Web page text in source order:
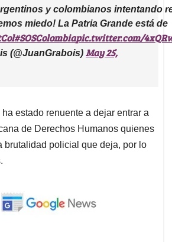
y colombianos intentando
miedo! La Patria Grande está de
#SOSColombiapic.twitter.com/
(@JuanGrabois) May 25,
estado renuente a dejar entrar a
de Derechos Humanos quienes
brutalidad policial que deja, por lo